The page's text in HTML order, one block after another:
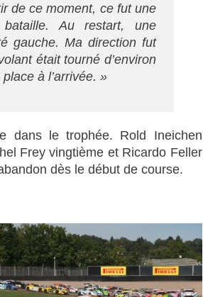
de ce moment, ce fut une
bataille. Au restart, une
gauche. Ma direction fut
était tourné d’environ
à l’arrivée. »
dans le trophée. Rold Ineichen
Frey vingtième et Ricardo Feller
dès le début de course.